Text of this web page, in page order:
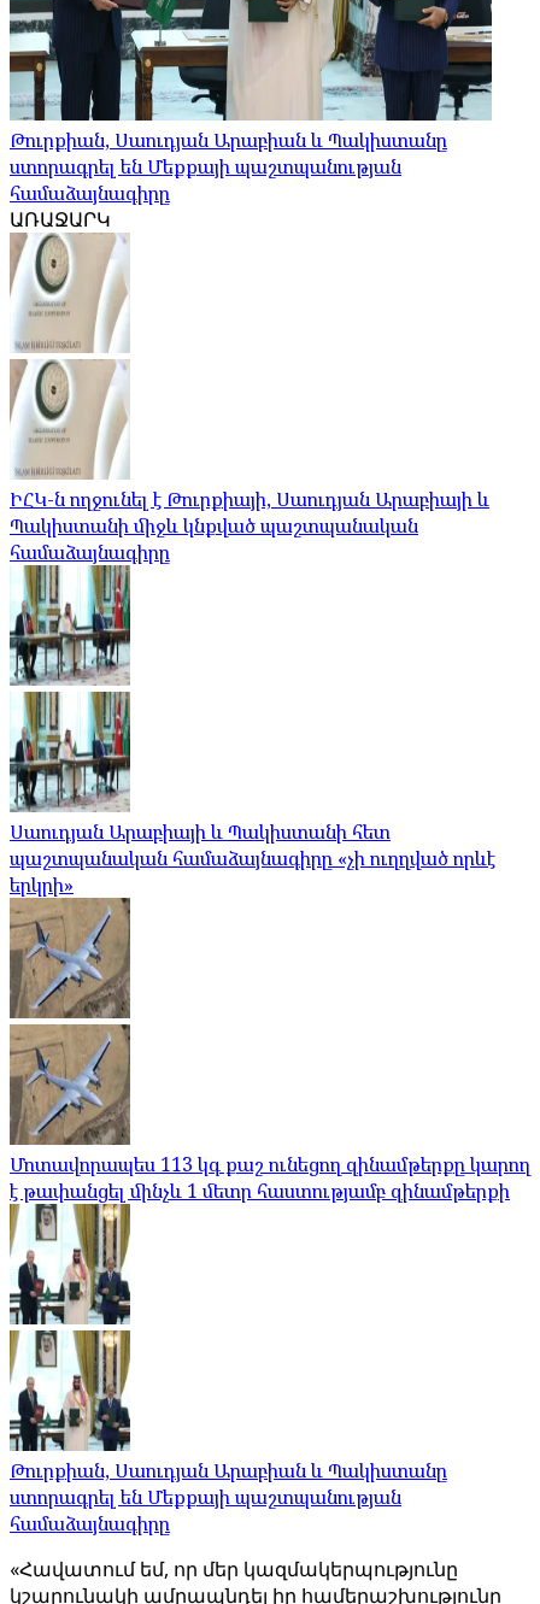
Թուրքիան, Սաուդյան Արաբիան և Պակիստանը
ստորագրել են Մեքքայի պաշտպանության
համաձայնագիրը
ԱՌԱՋԱՐԿ
ԻՀԿ-ն ողջունել է Թուրքիայի, Սաուդյան Արաբիայի և
Պակիստանի միջև կնքված պաշտպանական
համաձայնագիրը
Սաուդյան Արաբիայի և Պակիստանի հետ
պաշտպանական համաձայնագիրը «չի ուղղված որևէ
երկրի»
Մոտավորապես 113 կգ քաշ ունեցող զինամթերքը կարող
է թափանցել մինչև 1 մետր հաստությամբ զինամթերքի
Թուրքիան, Սաուդյան Արաբիան և Պակիստանը
ստորագրել են Մեքքայի պաշտպանության
համաձայնագիրը
«Հավատում եմ, որ մեր կազմակերպությունը
կշարունակի ամրապնդել իր համերաշխությունը